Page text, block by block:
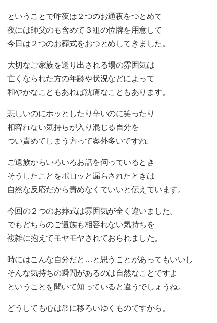
ということで昨夜は２つのお通夜をつとめて
夜には師父のも含めて３組の位牌を用意して
今日は２つのお葬式をおつとめしてきました。
大切なご家族を送り出される場の雰囲気は
亡くなられた方の年齢や状況などによって
和やかなこともあれば沈痛なこともあります。
悲しいのにホッとしたり辛いのに笑ったり
相容れない気持ちが入り混じる自分を
つい責めてしまう方って案外多いですね。
ご遺族からいろいろお話を伺っているとき
そうしたことをポロッと漏らされたときは
自然な反応だから責めなくていいと伝えています。
今回の２つのお葬式は雰囲気が全く違いました。
でもどちらのご遺族も相容れない気持ちを
複雑に抱えてモヤモヤされておられました。
時にはこんな自分だと…と思うことがあってもいいし
そんな気持ちの瞬間があるのは自然なことですよ
ということを聞いて知っていると違うでしょうね。
どうしても心は常に移ろいゆくものですから。